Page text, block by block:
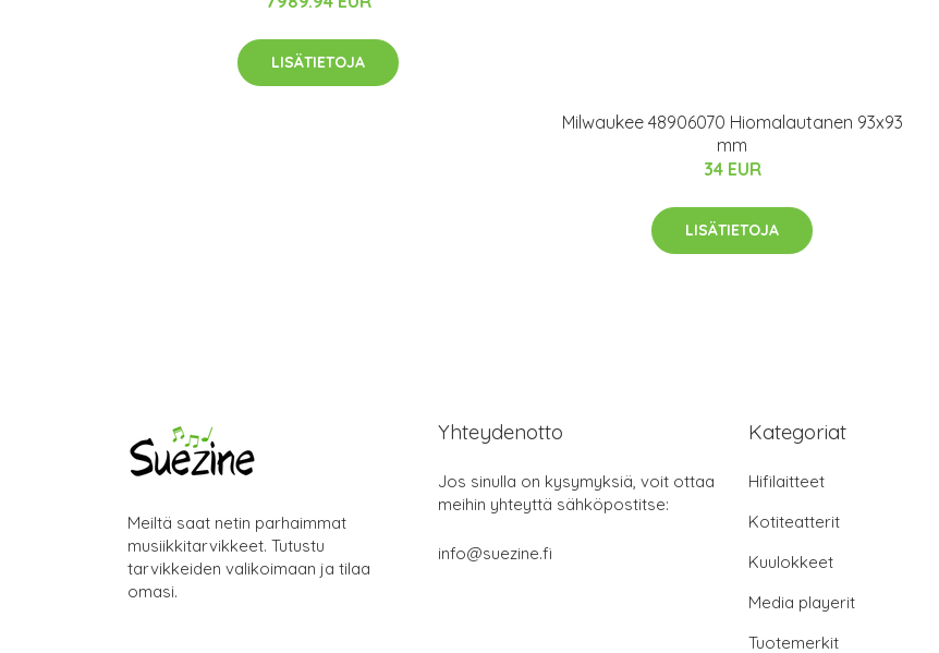
LISÄTIETOJA
Milwaukee 48906070 Hiomalautanen 93x93
mm
34 EUR
LISÄTIETOJA
Meiltä saat netin parhaimmat
musiikkitarvikkeet. Tutustu
tarvikkeiden valikoimaan ja tilaa
omasi.
Yhteydenotto
Jos sinulla on kysymyksiä, voit ottaa
meihin yhteyttä sähköpostitse:
info@suezine.fi
Kategoriat
Hifilaitteet
Kotiteatterit
Kuulokkeet
Media playerit
Tuotemerkit